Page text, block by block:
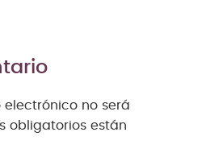
no será
obligatorios están